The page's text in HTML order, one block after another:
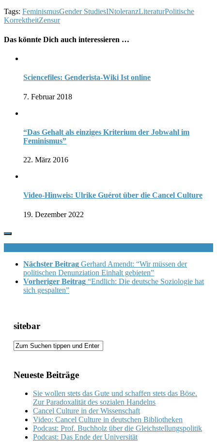
Tags: FeminismusGender StudiesINtoleranzLiteraturPolitische
KorrektheitZensur
Das könnte Dich auch interessieren …
Sciencefiles: Genderista-Wiki Ist online
7. Februar 2018
“Das Gehalt als einziges Kriterium der Jobwahl im
Feminismus”
22. März 2016
Video-Hinweis: Ulrike Guérot über die Cancel Culture
19. Dezember 2022
Nächster Beitrag Gerhard Amendt: “Wir müssen der
politischen Denunziation Einhalt gebieten”
Vorheriger Beitrag “Endlich: Die deutsche Soziologie hat
sich gespalten”
sitebar
Neueste Beiträge
Sie wollen stets das Gute und schaffen stets das Böse.
Zur Paradoxalität des sozialen Handelns
Cancel Culture in der Wissenschaft
Video: Cancel Culture in deutschen Bibliotheken
Podcast: Prof. Buchholz über die Gleichstellungspolitik
Podcast: Das Ende der Universität